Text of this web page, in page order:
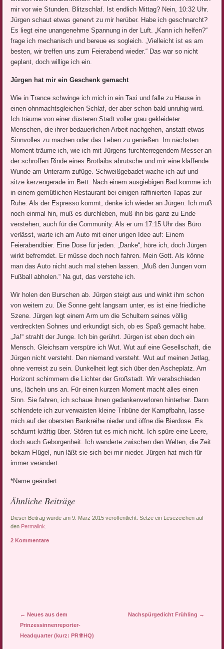
mir vor wie Stunden. Blitzschlaf. Ist endlich Mittag? Nein, 10:32 Uhr.
Jürgen schaut etwas genervt zu mir herüber. Habe ich geschnarcht?
Es liegt eine unangenehme Spannung in der Luft. „Kann ich helfen?“
frage ich mechanisch und bereue es sogleich. „Vielleicht ist es am
besten, wir treffen uns zum Feierabend wieder.“ Das war so nicht
geplant, doch willige ich ein.
Jürgen hat mir ein Geschenk gemacht
Wie in Trance schwinge ich mich in ein Taxi und falle zu Hause in
einen ohnmachtsgleichen Schlaf, der aber schon bald unruhig wird.
Ich träume von einer düsteren Stadt voller grau gekleideter
Menschen, die ihrer bedauerlichen Arbeit nachgehen, anstatt etwas
Sinnvolles zu machen oder das Leben zu genießen. Im nächsten
Moment träume ich, wie ich mit Jürgens furchterregendem Messer an
der schroffen Rinde eines Brotlaibs abrutsche und mir eine klaffende
Wunde am Unterarm zufüge. Schweißgebadet wache ich auf und
sitze kerzengerade im Bett. Nach einem ausgiebigen Bad komme ich
in einem gemütlichen Restaurant bei einigen raffinierten Tapas zur
Ruhe. Als der Espresso kommt, denke ich wieder an Jürgen. Ich muß
noch einmal hin, muß es durchleben, muß ihn bis ganz zu Ende
verstehen, auch für die Community. Als er um 17:15 Uhr das Büro
verlässt, warte ich am Auto mit einer urigen Idee auf: Einem
Feierabendbier. Eine Dose für jeden. „Danke“, höre ich, doch Jürgen
wirkt befremdet. Er müsse doch noch fahren. Mein Gott. Als könne
man das Auto nicht auch mal stehen lassen. „Muß den Jungen vom
Fußball abholen.“ Na gut, das verstehe ich.
Wir holen den Burschen ab. Jürgen steigt aus und winkt ihm schon
von weitem zu. Die Sonne geht langsam unter, es ist eine friedliche
Szene. Jürgen legt einem Arm um die Schultern seines völlig
verdreckten Sohnes und erkundigt sich, ob es Spaß gemacht habe.
„Ja!“ strahlt der Junge. Ich bin gerührt. Jürgen ist eben doch ein
Mensch. Gleichsam verspüre ich Wut. Wut auf eine Gesellschaft, die
Jürgen nicht versteht. Den niemand versteht. Wut auf meinen Jetlag,
ohne verreist zu sein. Dunkelheit legt sich über den Ascheplatz. Am
Horizont schimmern die Lichter der Großstadt. Wir verabschieden
uns, lächeln uns an. Für einen kurzen Moment macht alles einen
Sinn. Sie fahren, ich schaue ihnen gedankenverloren hinterher. Dann
schlendete ich zur verwaisten kleine Tribüne der Kampfbahn, lasse
mich auf der obersten Bankreihe nieder und öffne die Bierdose. Es
schäumt kräftig über. Stören tut es mich nicht. Ich spüre eine Leere,
doch auch Geborgenheit. Ich wanderte zwischen den Welten, die Zeit
bekam Flügel, nun läßt sie sich bei mir nieder. Jürgen hat mich für
immer verändert.
*Name geändert
Ähnliche Beiträge
Dieser Beitrag wurde am 9. März 2015 veröffentlicht. Setze ein Lesezeichen auf
den Permalink
2 Kommentare
Artikel-Navigation
← Neues aus dem
Prinzessinnenreporter-
Headquarter (kurz: PR♕HQ)
Nachspürgedicht Frühling →